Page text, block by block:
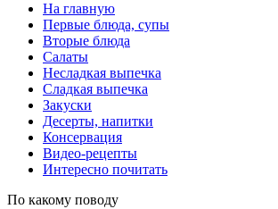
На главную
Первые блюда, супы
Вторые блюда
Салаты
Несладкая выпечка
Сладкая выпечка
Закуски
Десерты, напитки
Консервация
Видео-рецепты
Интересно почитать
По какому поводу